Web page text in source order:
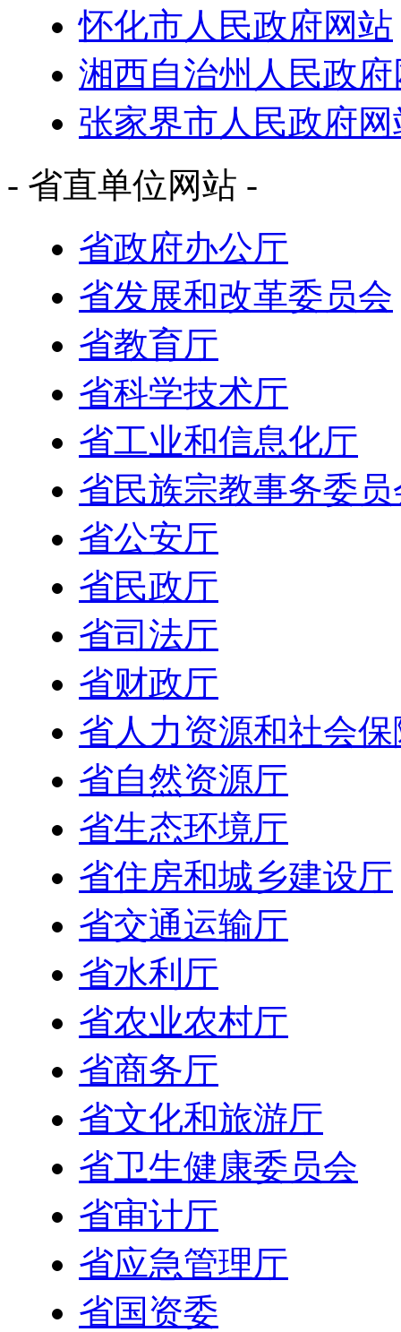
怀化市人民政府网站
湘西自治州人民政
张家界市人民政府网
- 省直单位网站 -
省政府办公厅
省发展和改革委员会
省教育厅
省科学技术厅
省工业和信息化厅
省民族宗教事务委员
省公安厅
省民政厅
省司法厅
省财政厅
省人力资源和社会
省自然资源厅
省生态环境厅
省住房和城乡建设厅
省交通运输厅
省水利厅
省农业农村厅
省商务厅
省文化和旅游厅
省卫生健康委员会
省审计厅
省应急管理厅
省国资委